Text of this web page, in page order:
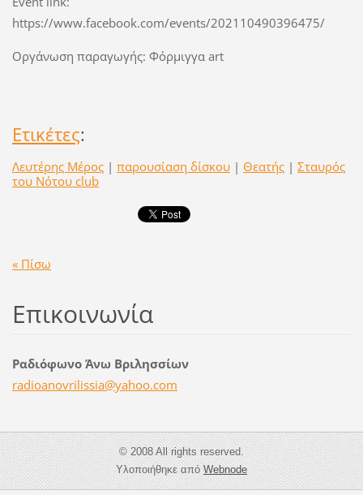
https://www.facebook.com/events/202110490396475/
Οργάνωση παραγωγής: Φόρμιγγα art
Ετικέτες:
Λευτέρης Μέρος | παρουσίαση δίσκου | Θεατής | Σταυρός
του Νότου club
« Πίσω
Επικοινωνία
Ραδιόφωνο Άνω Βριλησσίων
radioanovrilissia@yahoo.com
© 2008 All rights reserved.
Υλοποιήθηκε απόWebnode